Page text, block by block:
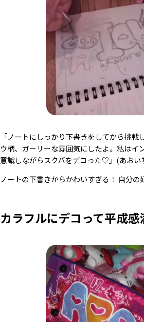
「ノートにしっかり下書きをしてから挑
ウ柄、ガーリーな雰囲気にしたよ。私はイ
意識しながらスクバをデコった♡」(あおい
ノートの下書きからかわいすぎる！ 自分
カラフルにデコって平成